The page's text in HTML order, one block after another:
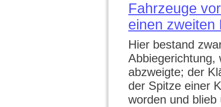
Fahrzeuge
einen zweiten
Hier bestand
Abbiegerichtung,
abzweigte; der
der Spitze einer
worden und